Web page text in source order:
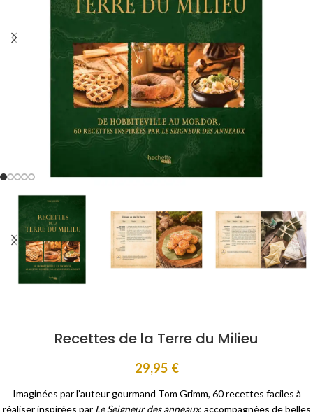
Recettes de la Terre du Milieu
29,95 €
Imaginées par l’auteur gourmand Tom Grimm, 60 recettes faciles à
réaliser inspirées par Le Seigneur des anneaux, accompagnées de belles